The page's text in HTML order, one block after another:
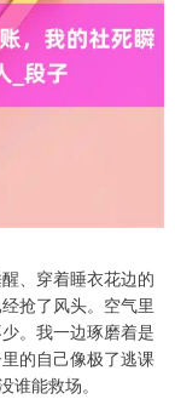
、穿着睡衣花边的
抢了风头。空气里
。我一边琢磨着是
的自己像极了逃课
谁能救场。